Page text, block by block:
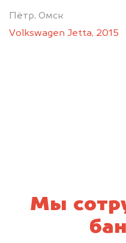
Пётр, Омск
Volkswagen Jetta, 2015
Мы